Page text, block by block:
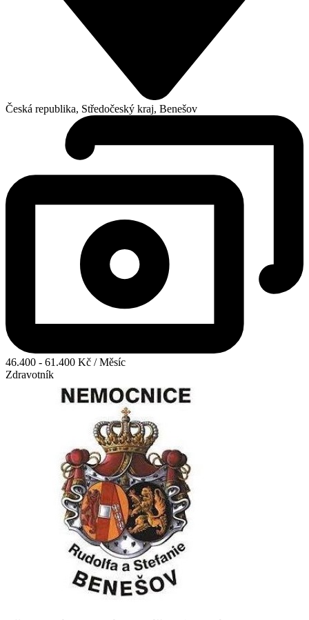
Česká republika, Středočeský kraj, Benešov
46.400 - 61.400 Kč / Měsíc
Zdravotník